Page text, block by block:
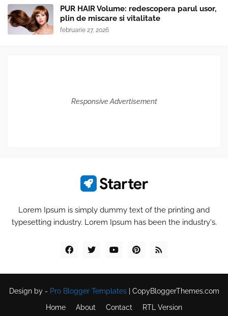
PUR HAIR Volume: redescopera parul usor,
plin de miscare si vitalitate
februarie 27, 2026
Responsive Advertisement
Lorem Ipsum is simply dummy text of the printing and
typesetting industry. Lorem Ipsum has been the industry's.
Design by - Pro Blogger Templates| CopyBloggerThemes.com
Home
About Contact RTL Version